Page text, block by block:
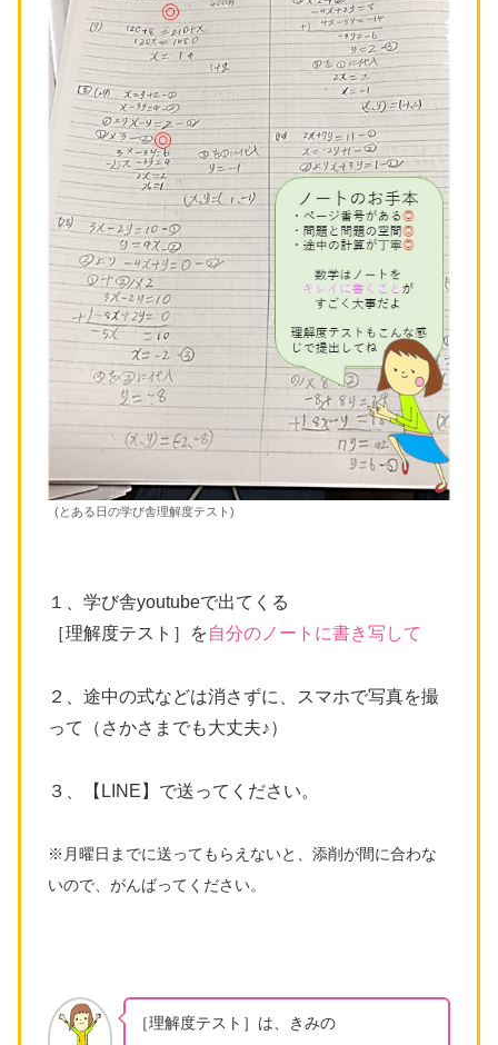
(とある日の学び舎理解度テスト)
１、学び舎youtubeで出てくる
［理解度テスト］を自分のノートに書き写して
２、途中の式などは消さずに、スマホで写真を撮
って（さかさまでも大丈夫♪）
３、【LINE】で送ってください。
※月曜日までに送ってもらえないと、添削が間に合わな
いので、がんばってください。
［理解度テスト］は、きみの